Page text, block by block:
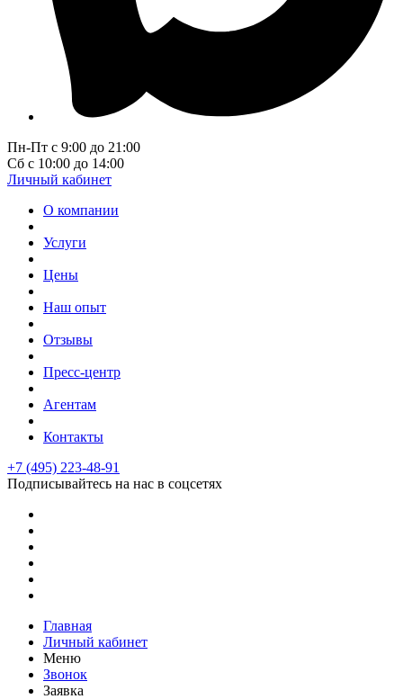
Пн-Пт с 9:00 до 21:00
Сб с 10:00 до 14:00
Личный кабинет
О компании
Услуги
Цены
Наш опыт
Отзывы
Пресс-центр
Агентам
Контакты
+7 (495) 223-48-91
Подписывайтесь на нас в соцсетях
Главная
Личный кабинет
Меню
Звонок
Заявка